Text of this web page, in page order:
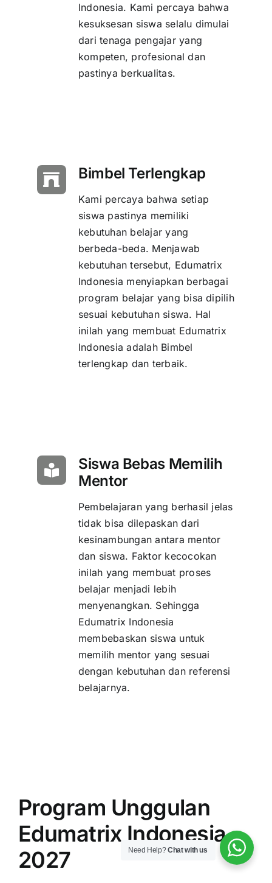
Indonesia. Kami percaya bahwa
kesuksesan siswa selalu dimulai
dari tenaga pengajar yang
kompeten, profesional dan
pastinya berkualitas.
Bimbel Terlengkap
Kami percaya bahwa setiap
siswa pastinya memiliki
kebutuhan belajar yang
berbeda-beda. Menjawab
kebutuhan tersebut, Edumatrix
Indonesia menyiapkan berbagai
program belajar yang bisa dipilih
sesuai kebutuhan siswa. Hal
inilah yang membuat Edumatrix
Indonesia adalah Bimbel
terlengkap dan terbaik.
Siswa Bebas Memilih
Mentor
Pembelajaran yang berhasil jelas
tidak bisa dilepaskan dari
kesinambungan antara mentor
dan siswa. Faktor kecocokan
inilah yang membuat proses
belajar menjadi lebih
menyenangkan. Sehingga
Edumatrix Indonesia
membebaskan siswa untuk
memilih mentor yang sesuai
dengan kebutuhan dan referensi
belajarnya.
Program Unggulan
Edumatrix Indonesia
2027
Need Help?Chat with us